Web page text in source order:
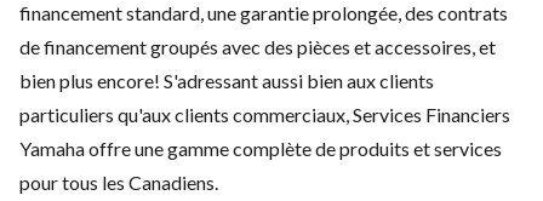
financement standard, une garantie prolongée, des contrats
de financement groupés avec des pièces et accessoires, et
bien plus encore! S'adressant aussi bien aux clients
particuliers qu'aux clients commerciaux, Services Financiers
Yamaha offre une gamme complète de produits et services
pour tous les Canadiens.